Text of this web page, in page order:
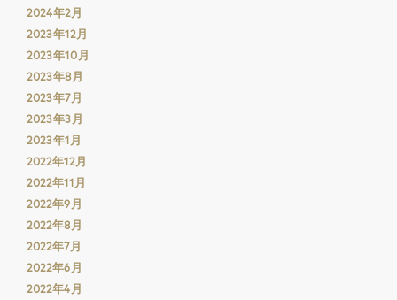
2024年2月
2023年12月
2023年10月
2023年8月
2023年7月
2023年3月
2023年1月
2022年12月
2022年11月
2022年9月
2022年8月
2022年7月
2022年6月
2022年4月